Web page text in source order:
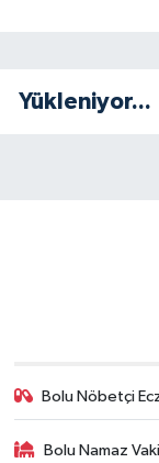
Yükleniyor...
Bolu Nöbetçi
Bolu Namaz